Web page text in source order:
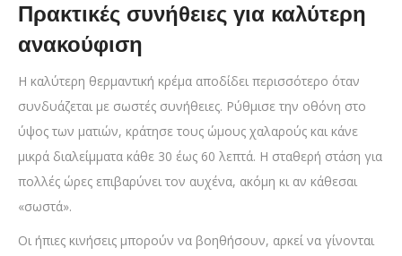
Πρακτικές συνήθειες για καλύτερη
ανακούφιση
Η καλύτερη θερμαντική κρέμα αποδίδει περισσότερο όταν
συνδυάζεται με σωστές συνήθειες. Ρύθμισε την οθόνη στο
ύψος των ματιών, κράτησε τους ώμους χαλαρούς και κάνε
μικρά διαλείμματα κάθε 30 έως 60 λεπτά. Η σταθερή στάση για
πολλές ώρες επιβαρύνει τον αυχένα, ακόμη κι αν κάθεσαι
«σωστά».
Οι ήπιες κινήσεις μπορούν να βοηθήσουν, αρκεί να γίνονται